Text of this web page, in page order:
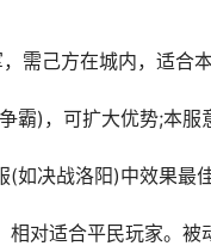
己方在城内，适合本
)，可扩大优势;本服
决战洛阳)中效果最佳
对适合平民玩家。被